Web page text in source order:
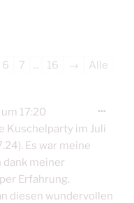
6 7 ... 16 →
Alle
um 17:20
Kuschelparty im Juli
Es war meine
dank meiner
Erfahrung.
diesen wundervollen
...